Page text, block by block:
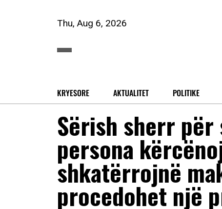
Thu, Aug 6, 2026
KRYESORE AKTUALITET POLITIKE
Sërish sherr për
persona
shkatërrojnë
procedohet një